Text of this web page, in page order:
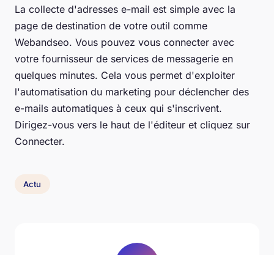
La collecte d'adresses e-mail est simple avec la
page de destination de votre outil comme
Webandseo. Vous pouvez vous connecter avec
votre fournisseur de services de messagerie en
quelques minutes. Cela vous permet d'exploiter
l'automatisation du marketing pour déclencher des
e-mails automatiques à ceux qui s'inscrivent.
Dirigez-vous vers le haut de l'éditeur et cliquez sur
Connecter.
Actu